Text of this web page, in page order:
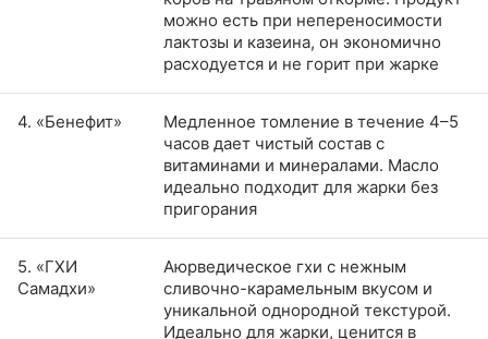
можно есть при непереносимости
лактозы и казеина, он экономично
расходуется и не горит при жарке
4. «Бенефит»
Медленное томление в течение 4–5
часов дает чистый состав с
витаминами и минералами. Масло
идеально подходит для жарки без
пригорания
5. «ГХИ
Самадхи»
Аюрведическое гхи с нежным
сливочно-карамельным вкусом и
уникальной однородной текстурой.
Идеально для жарки, ценится в